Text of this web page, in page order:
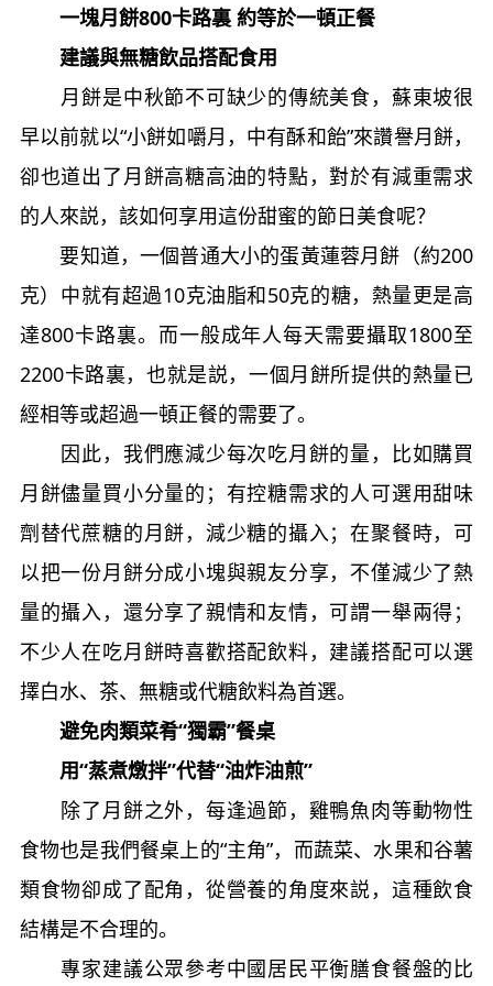
一塊月餅800卡路裏 約等於一頓正餐
建議與無糖飲品搭配食用
月餅是中秋節不可缺少的傳統美食，蘇東坡很
早以前就以“小餅如嚼月，中有酥和飴”來讚譽月餅，
卻也道出了月餅高糖高油的特點，對於有減重需求
的人來説，該如何享用這份甜蜜的節日美食呢？
要知道，一個普通大小的蛋黃蓮蓉月餅（約200
克）中就有超過10克油脂和50克的糖，熱量更是高
達800卡路裏。而一般成年人每天需要攝取1800至
2200卡路裏，也就是説，一個月餅所提供的熱量已
經相等或超過一頓正餐的需要了。
因此，我們應減少每次吃月餅的量，比如購買
月餅儘量買小分量的；有控糖需求的人可選用甜味
劑替代蔗糖的月餅，減少糖的攝入；在聚餐時，可
以把一份月餅分成小塊與親友分享，不僅減少了熱
量的攝入，還分享了親情和友情，可謂一舉兩得；
不少人在吃月餅時喜歡搭配飲料，建議搭配可以選
擇白水、茶、無糖或代糖飲料為首選。
避免肉類菜肴“獨霸”餐桌
用“蒸煮燉拌”代替“油炸油煎”
除了月餅之外，每逢過節，雞鴨魚肉等動物性
食物也是我們餐桌上的“主角”，而蔬菜、水果和谷薯
類食物卻成了配角，從營養的角度來説，這種飲食
結構是不合理的。
專家建議公眾參考中國居民平衡膳食餐盤的比